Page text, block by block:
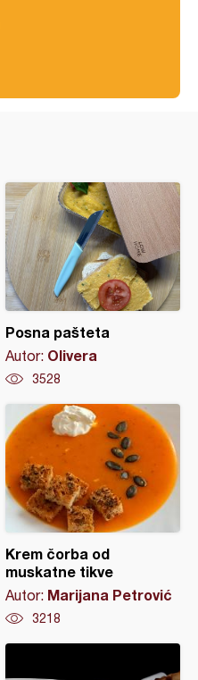
Posna pašteta
Autor: Olivera
3528
Krem čorba od
muskatne tikve
Autor: Marijana Petrović
3218